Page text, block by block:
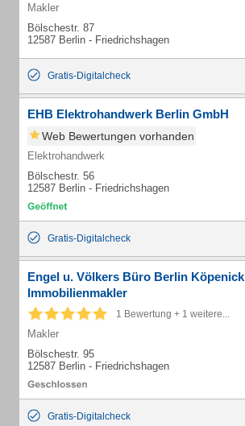
Makler
Bölschestr. 87
12587 Berlin - Friedrichshagen
Gratis-Digitalcheck
EHB Elektrohandwerk Berlin GmbH
Web Bewertungen vorhanden
Elektrohandwerk
Bölschestr. 56
12587 Berlin - Friedrichshagen
Gratis-Digitalcheck
Engel u. Völkers Büro Berlin Köpenick
Immobilienmakler
1 Bewertung + 1 weitere...
Makler
Bölschestr. 95
12587 Berlin - Friedrichshagen
Gratis-Digitalcheck